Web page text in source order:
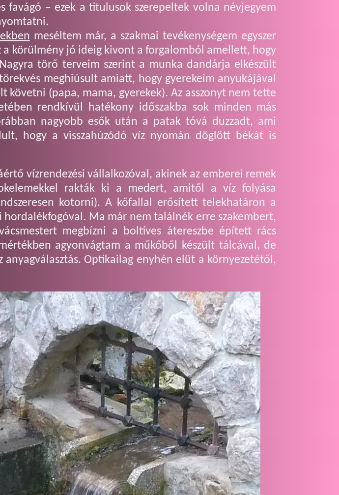
favágó – ezek a titulusok szerepeltek volna névjegyem
meséltem már, a szakmai tevékenységem egyszer
a körülmény jó ideig kivont a forgalomból amellett, hogy
törő terveim szerint a munka dandárja elkészült
meghiúsult amiatt, hogy gyerekeim anyukájával
követni (papa, mama, gyerekek). Az asszonyt nem tette
rendkívül hatékony időszakba sok minden más
nagyobb esők után a patak tóvá duzzadt, ami
hogy a visszahúzódó víz nyomán döglött békát is
vízrendezési vállalkozóval, akinek az emberei remek
rakták ki a medert, amitől a víz folyása
kotorni). A kőfallal erősített telekhatáron a
Ma már nem találnék erre szakembert,
megbízni a boltíves átereszbe épített rács
agyonvágtam a műkőből készült tálcával, de
Optikailag enyhén elüt a környezetétől,